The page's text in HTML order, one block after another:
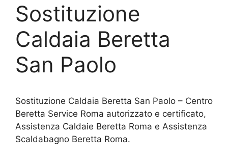
Sostituzione
Caldaia Beretta
San Paolo
Sostituzione Caldaia Beretta San Paolo – Centro
Beretta Service Roma autorizzato e certificato,
Assistenza Caldaie Beretta Roma e Assistenza
Scaldabagno Beretta Roma.